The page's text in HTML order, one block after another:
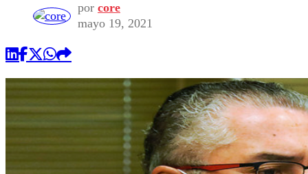
Torneo Internacional
Torneo Nacional
Internacional
Nacional
Programas
Comercial
por core
mayo 19, 2021